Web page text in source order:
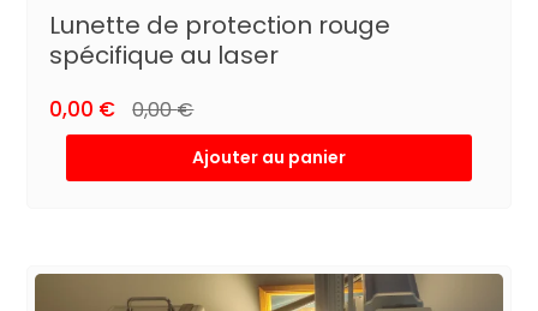
Lunette de protection rouge
spécifique au laser
0,00 € 0,00€
Ajouter au panier